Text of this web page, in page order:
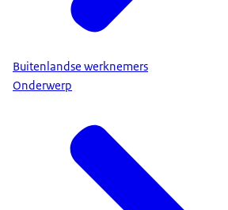
Buitenlandse werknemers
Onderwerp